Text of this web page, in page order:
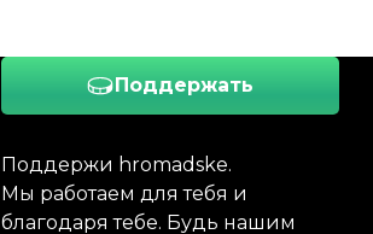
Поддержать
Поддержи hromadske.
Мы работаем для тебя и
благодаря тебе. Будь нашим